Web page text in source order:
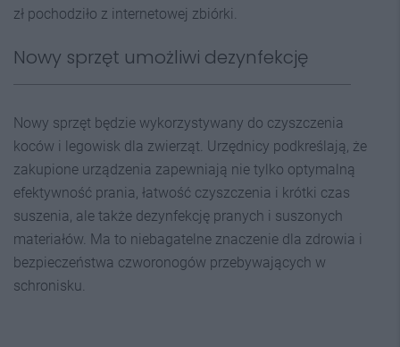
zł pochodziło z internetowej zbiórki.
Nowy sprzęt umożliwi dezynfekcję
Nowy sprzęt będzie wykorzystywany do czyszczenia
koców i legowisk dla zwierząt. Urzędnicy podkreślają, że
zakupione urządzenia zapewniają nie tylko optymalną
efektywność prania, łatwość czyszczenia i krótki czas
suszenia, ale także dezynfekcję pranych i suszonych
materiałów. Ma to niebagatelne znaczenie dla zdrowia i
bezpieczeństwa czworonogów przebywających w
schronisku.